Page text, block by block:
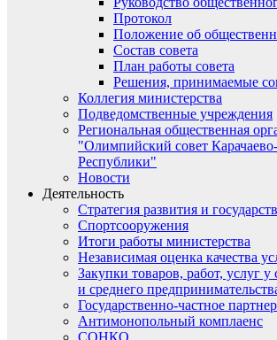
Протокол
Положение об
Состав совета
План работы совета
Решения, принимаемые
Коллегия министерства
Подведомственные учреждения
Региональная общественная
"Олимпийский совет
Республики"
Новости
Деятельность
Стратегия развития и
Спортсооружения
Итоги работы министерства
Независимая оценка качества
Закупки товаров, работ, услуг у
и среднего
Государственно-частное
Антимонопольный комплаенс
СОНКО